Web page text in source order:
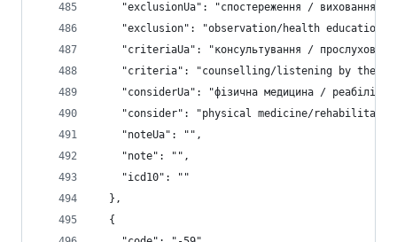
"exclusionUa": "спостереження / виховання
"exclusion": "observation/health education/
"criteriaUa": "консультування /
"criteria": "counselling/listening by the
"considerUa": "фізична медицина /
"consider": "physical medicine/
    "noteUa": "",
    "note": "",
    "icd10": ""
  },
  {